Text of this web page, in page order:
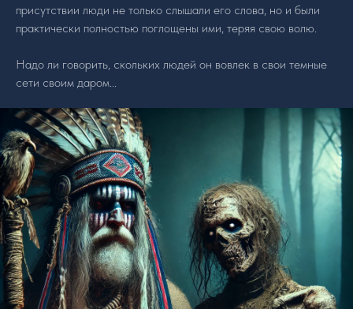
присутствии люди не только слышали его слова, но и были
практически полностью поглощены ими, теряя свою волю.
Надо ли говорить, скольких людей он вовлек в свои темные
сети своим даром...